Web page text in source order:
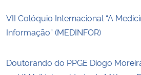
VII Colóquio Internacional “A
Informação” (MEDINFOR)
Doutorando do PPGE Diogo